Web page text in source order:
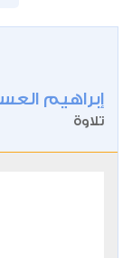
إبراهيم
تلاوة